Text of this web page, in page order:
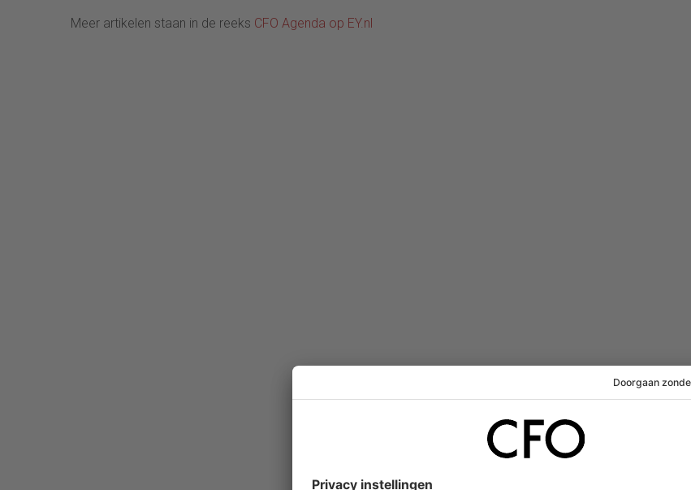
Meer artikelen staan in de reeks CFO Agenda op EY.nl